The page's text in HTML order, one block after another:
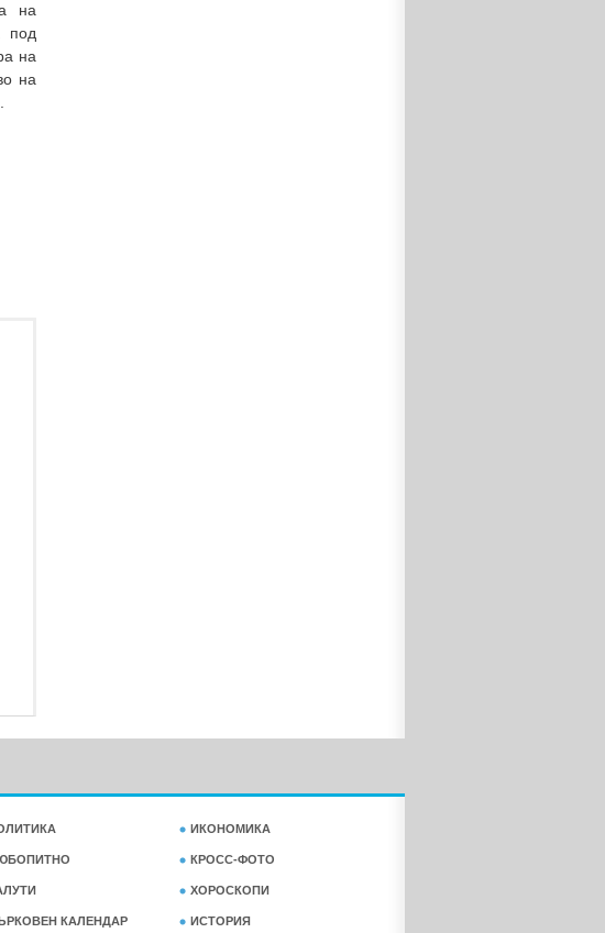
на
под
на
на
ИКОНОМИКА
КРОСС-ФОТО
ХОРОСКОПИ
КАЛЕНДАР ИСТОРИЯ